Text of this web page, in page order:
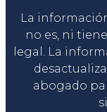
La
no es, ni
legal. La
abogado